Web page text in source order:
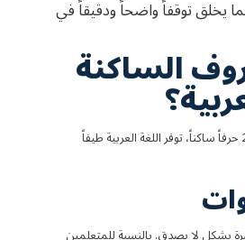
يخلق توقفاً واضحاً ودقيقاً في
الساكنة
بينما تمتلك الأبجدية الألمانية 21 حرفاً ساكناً، توفر اللغة العربية طيفاً